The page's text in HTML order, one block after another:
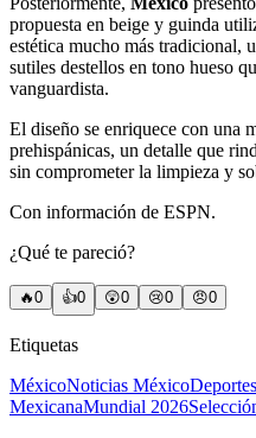
propuesta en beige y guinda
estética mucho más tradicional,
sutiles destellos en tono hueso
vanguardista.
El diseño se enriquece con una
prehispánicas, un detalle que
sin comprometer la limpieza y
Con información de ESPN.
¿Qué te pareció?
🔥0 👍0 😲0 😢0 😠0
Etiquetas
MéxicoNoticias MéxicoDeportes
MexicanaMundial 2026